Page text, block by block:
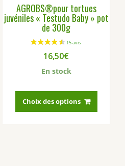
AGROBS®pour tortues
juvéniles « Testudo Baby » pot
de 300g
16,50€
En stock
Choix des options
Ce
a